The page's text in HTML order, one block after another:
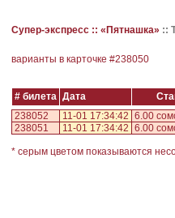
Супер-экспресс :: «Пятнашка» ::
варианты в карточке #238050
# билета Дата
238052
11-01 17:34:42 6.00
238051
11-01 17:34:42 6.00
* серым цветом показываются